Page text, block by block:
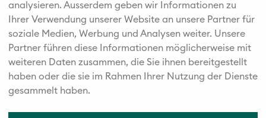
analysieren. Außerdem geben wir Informationen zu
Ihrer Verwendung unserer Website an unsere Partner für
soziale Medien, Werbung und Analysen weiter. Unsere
Partner führen diese Informationen möglicherweise mit
weiteren Daten zusammen, die Sie ihnen bereitgestellt
haben oder die sie im Rahmen Ihrer Nutzung der Dienste
gesammelt haben.